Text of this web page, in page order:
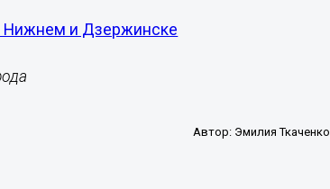
Нижнем и Дзержинске
Автор: Эмилия Ткаченко